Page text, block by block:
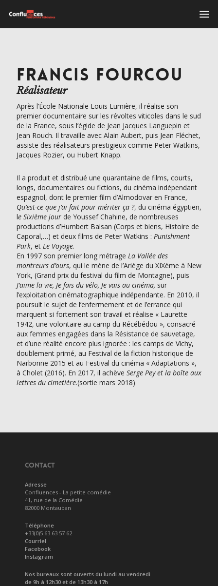
FRANCIS FOURCOU
Réalisateur
Après l’École Nationale Louis Lumière, il réalise son
premier documentaire sur les révoltes viticoles dans le sud
de la France, sous l’égide de Jean Jacques Languepin et
Jean Rouch. Il travaille avec Alain Aubert, puis Jean Fléchet,
assiste des réalisateurs prestigieux comme Peter Watkins,
Jacques Rozier, ou Hubert Knapp.
Il a produit et distribué une quarantaine de films, courts,
longs, documentaires ou fictions, du cinéma indépendant
espagnol, dont le premier film d’Almodovar en France,
Qu’est-ce que j’ai fait pour mériter ça ?, du cinéma égyptien,
le Sixième jourde Youssef Chahine, de nombreuses
productions d’Humbert Balsan (Corps et biens, Histoire de
Caporal,…) et deux films de Peter Watkins : Punishment
Park, et Le Voyage.
En 1997 son premier long métrage La Vallée des
montreurs d’ours, qui le mène de l’Ariège du XIXème à New
York, (Grand prix du festival du film de Montagne), puis
J’aime la vie, Je fais du vélo, Je vais au cinéma, sur
l’exploitation cinématographique indépendante. En 2010, il
poursuit le sujet de l’enfermement et de l’errance qui
marquent si fortement son travail et réalise « Laurette
1942, une volontaire au camp du Récébédou », consacré
aux femmes engagées dans la Résistance de sauvetage,
et d’une réalité encore plus ignorée : les camps de Vichy,
doublement primé, au Festival de la fiction historique de
Narbonne 2015 et au Festival du cinéma « Adaptations »,
à Cholet (2016). En 2017, il achève Serge Pey et la boîte aux
lettres du cimetière.(sortie mars 2018)
CONTACT
Adresse
Confluences - La petite comédie
41, rue de la Comédie
82000 Montauban
Téléphone
+33(0)5 63 63 57 62
Courriel
Facebook
Instagram
Nos bureaux sont ouverts du lundi au vendredi
de 9h à 12h30 et de 13h30 à 17h